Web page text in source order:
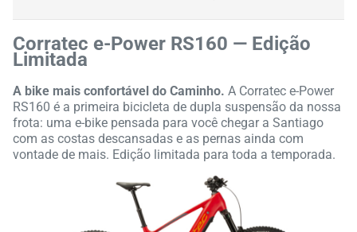
Corratec e-Power RS160 — Edição
Limitada
A bike mais confortável do Caminho. A Corratec e-Power
RS160 é a primeira bicicleta de dupla suspensão da nossa
frota: uma e-bike pensada para você chegar a Santiago
com as costas descansadas e as pernas ainda com
vontade de mais. Edição limitada para toda a temporada.